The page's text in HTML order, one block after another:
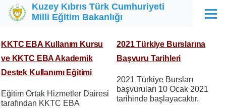
Ana içeriğe atla
Kuzey Kıbrıs Türk Cumhuriyeti
Milli Eğitim Bakanlığı
Menü
KKTC EBA Kullanım Kursu
ve KKTC EBA Akademik
Destek Kullanımı Eğitimi
Eğitim Ortak Hizmetler Dairesi
tarafından KKTC EBA
2021 Türkiye Burslarına
Başvuru Tarihleri
2021 Türkiye Bursları
başvuruları 10 Ocak 2021
tarihinde başlayacaktır.